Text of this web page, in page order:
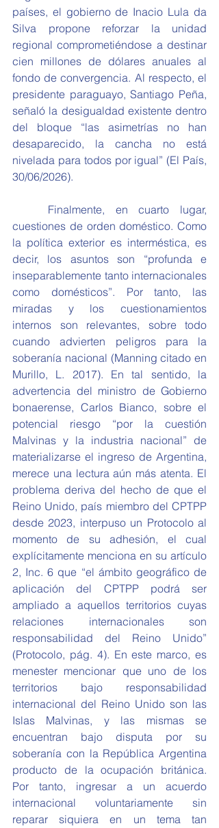
países, el gobierno de Inacio Lula da
Silva propone reforzar la unidad
regional comprometiéndose a destinar
cien millones de dólares anuales al
fondo de convergencia. Al respecto, el
presidente paraguayo, Santiago Peña,
señaló la desigualdad existente dentro
del bloque “las asimetrías no han
desaparecido, la cancha no está
nivelada para todos por igual” (El País,
30/06/2026).
cuestiones de orden doméstico. Como
la política exterior es interméstica, es
decir, los asuntos son “profunda e
inseparablemente tanto internacionales
como domésticos”. Por tanto, las
miradas y los cuestionamientos
internos son relevantes, sobre todo
cuando advierten peligros para la
soberanía nacional (Manning citado en
Murillo, L. 2017). En tal sentido, la
advertencia del ministro de Gobierno
bonaerense, Carlos Bianco, sobre el
potencial riesgo “por la cuestión
Malvinas y la industria nacional” de
materializarse el ingreso de Argentina,
merece una lectura aún más atenta. El
problema deriva del hecho de que el
Reino Unido, país miembro del CPTPP
desde 2023, interpuso un Protocolo al
momento de su adhesión, el cual
explícitamente menciona en su artículo
2, Inc. 6 que “el ámbito geográfico de
aplicación del CPTPP podrá ser
ampliado a aquellos territorios cuyas
relaciones internacionales son
responsabilidad del Reino Unido”
(Protocolo, pág. 4). En este marco, es
menester mencionar que uno de los
territorios bajo responsabilidad
internacional del Reino Unido son las
Islas Malvinas, y las mismas se
encuentran bajo disputa por su
soberanía con la República Argentina
producto de la ocupación británica.
Por tanto, ingresar a un acuerdo
internacional voluntariamente sin
reparar siquiera en un tema tan